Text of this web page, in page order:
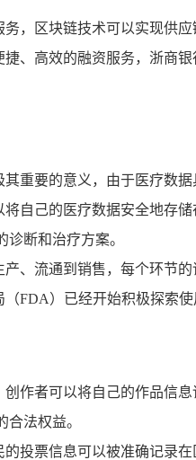
，区块链技术可以实现供
、高效的融资服务，浙商
重要的意义，由于医疗数
自己的医疗数据安全地存
断和治疗方案。
、流通到销售，每个环节
FDA）已经开始积极探索
作者可以将自己的作品信
法权益。
投票信息可以被准确记录